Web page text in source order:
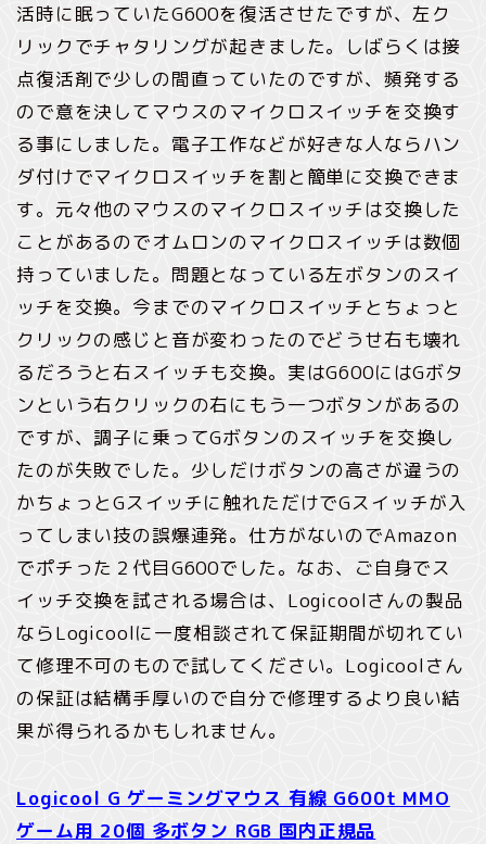
活時に眠っていたG600を復活させたですが、左ク
リックでチャタリングが起きました。しばらくは接
点復活剤で少しの間直っていたのですが、頻発する
ので意を決してマウスのマイクロスイッチを交換す
る事にしました。電子工作などが好きな人ならハン
ダ付けでマイクロスイッチを割と簡単に交換できま
す。元々他のマウスのマイクロスイッチは交換した
ことがあるのでオムロンのマイクロスイッチは数個
持っていました。問題となっている左ボタンのスイ
ッチを交換。今までのマイクロスイッチとちょっと
クリックの感じと音が変わったのでどうせ右も壊れ
るだろうと右スイッチも交換。実はG600にはGボタ
ンという右クリックの右にもう一つボタンがあるの
ですが、調子に乗ってGボタンのスイッチを交換し
たのが失敗でした。少しだけボタンの高さが違うの
かちょっとGスイッチに触れただけでGスイッチが入
ってしまい技の誤爆連発。仕方がないのでAmazon
でポチった２代目G600でした。なお、ご自身でス
イッチ交換を試される場合は、Logicoolさんの製品
ならLogicoolに一度相談されて保証期間が切れてい
て修理不可のもので試してください。Logicoolさん
の保証は結構手厚いので自分で修理するより良い結
果が得られるかもしれません。
Logicool G ゲーミングマウス 有線 G600t MMO
ゲーム用 20個 多ボタン RGB 国内正規品